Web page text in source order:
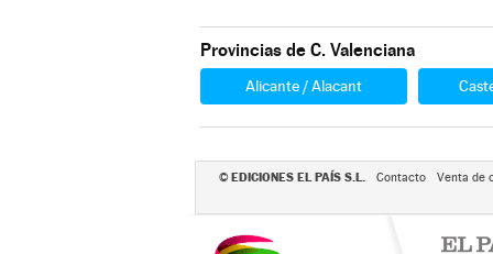
Provincias de C. Valenciana
Alicante / Alacant
© EDICIONES EL PAÍS S.L. Contacto Venta de